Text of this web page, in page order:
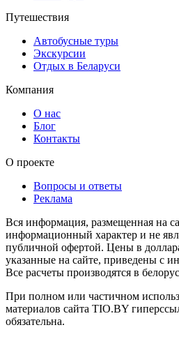
Путешествия
Автобусные туры
Экскурсии
Отдых в Беларуси
Компания
О нас
Блог
Контакты
О проекте
Вопросы и ответы
Реклама
Вся информация, размещенная на
информационный характер и не
публичной офертой. Цены в
указанные на сайте, приведены с
Все расчеты производятся в
При полном или частичном
материалов сайта TIO.BY
обязательна.